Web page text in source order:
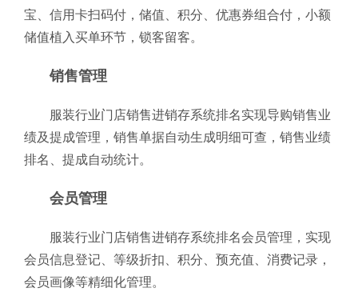
宝、信用卡扫码付，储值、积分、优惠券组合付，小额
储值植入买单环节，锁客留客。
销售管理
服装行业门店销售进销存系统排名实现导购销售业
绩及提成管理，销售单据自动生成明细可查，销售业绩
排名、提成自动统计。
会员管理
服装行业门店销售进销存系统排名会员管理，实现
会员信息登记、等级折扣、积分、预充值、消费记录，
会员画像等精细化管理。